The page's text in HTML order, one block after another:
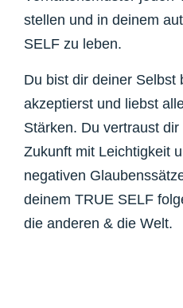
stellen und in deinem
SELF zu leben.
Du bist dir deiner Selbst
akzeptierst und liebst
Stärken. Du vertraust
Zukunft mit Leichtigkeit
negativen
deinem TRUE SELF
die anderen & die Welt.